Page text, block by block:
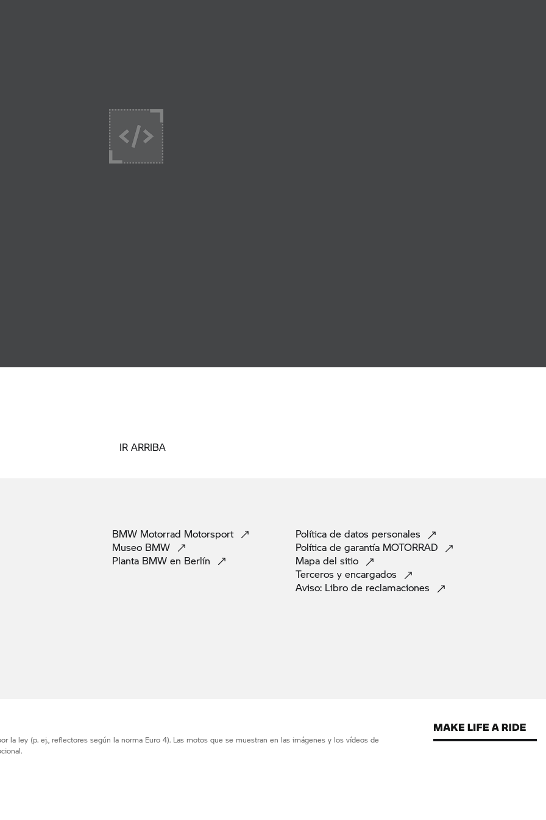
IR ARRIBA
BMW Motorrad Motorsport
Museo BMW
Planta BMW en Berlín
Política de datos personales
Política de garantía MOTORRAD
Mapa del sitio
Terceros y encargados
Aviso: Libro de reclamaciones
la ley (p. ej., reflectores según la norma Euro 4). Las motos que se muestran en las imágenes y los vídeos de